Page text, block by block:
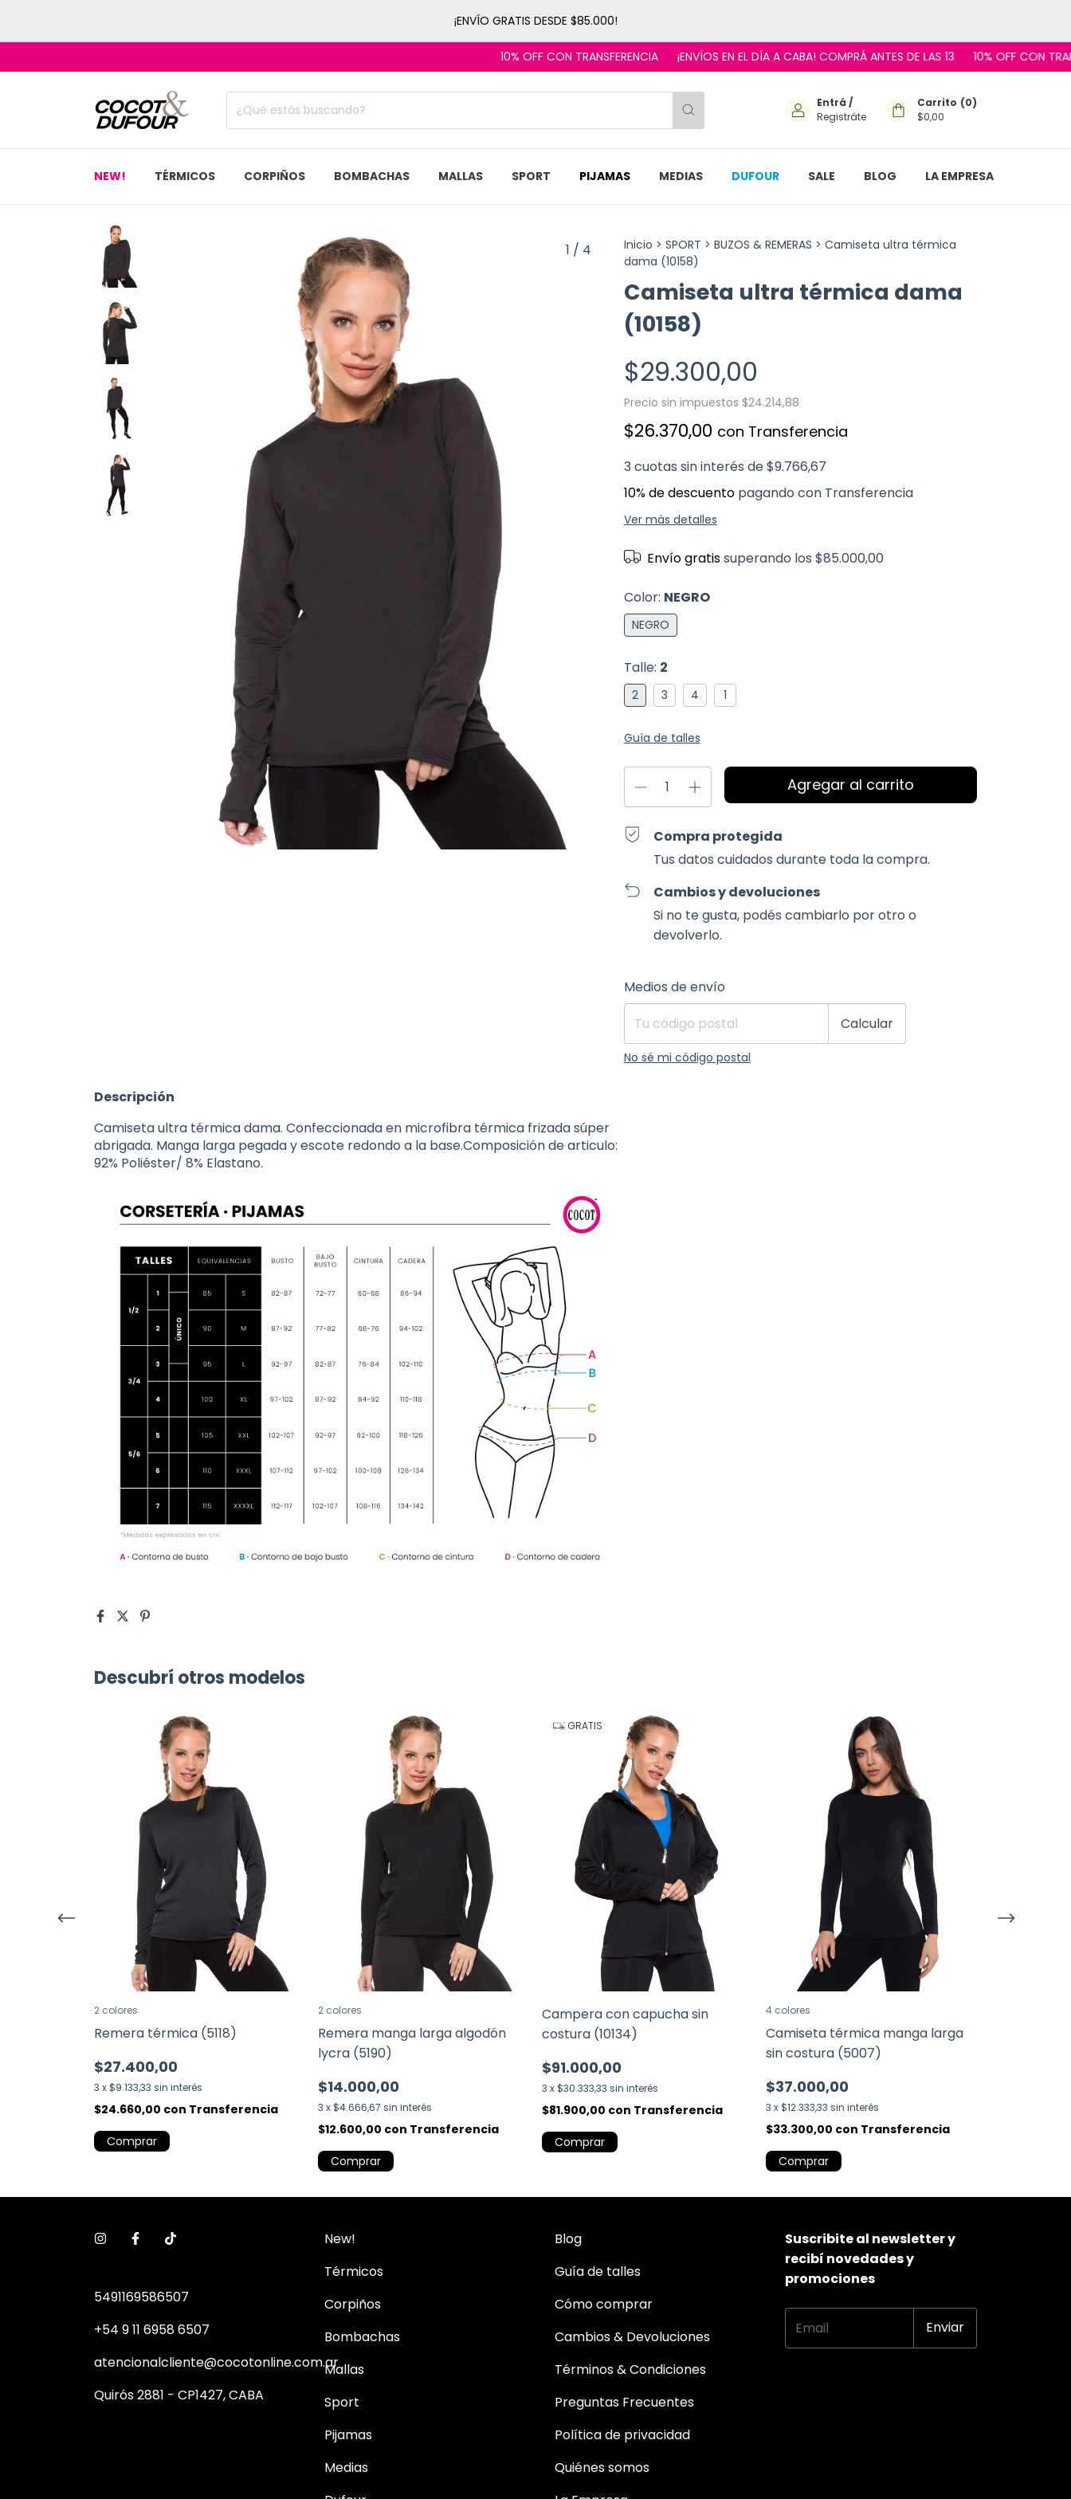
¡ENVÍO GRATIS DESDE $85.000!
10% OFF CON TRANSFERENCIA ¡ENVÍOS EN EL DÍA A CABA! COMPRÁ ANTES DE LAS 13 10% OFF CON
Entrá /
Registráte
Carrito (0)
$0,00
NEW! TÉRMICOS CORPIÑOS BOMBACHAS MALLAS SPORT PIJAMAS MEDIAS DUFOUR SALE BLOG LA EMPRESA
1 / 4 Inicio > SPORT > BUZOS & REMERAS > Camiseta ultra térmica
dama (10158)
Camiseta ultra térmica dama
(10158)
$29.300,00
Precio sin impuestos $24.214,88
$26.370,00 con Transferencia
3 cuotas sin interés de$9.766,67
10% de descuentopagando con Transferencia
Ver más detalles
Envío gratissuperando los$85.000,00
Color: NEGRO
NEGRO
Talle: 2
2 3 4 1
Guía de talles
Compra protegida
Tus datos cuidados durante toda la compra.
Cambios y devoluciones
Si no te gusta, podés cambiarlo por otro o
devolverlo.
Entregas para el CP:
Medios de envío
Calcular
No sé mi código postal
Descripción
Camiseta ultra térmica dama. Confeccionada en microfibra térmica frizada súper
abrigada. Manga larga pegada y escote redondo a la base.Composición de articulo:
92% Poliéster/ 8% Elastano.
Descubrí otros modelos
Remera térmica (5118)
$27.400,00
3 x $9.133,33 sin interés
$24.660,00 con Transferencia
2 colores
Comprar
Remera manga larga algodón
lycra (5190)
$14.000,00
3 x $4.666,67 sin interés
$12.600,00 con Transferencia
2 colores
Comprar
GRATIS
Campera con capucha sin
costura (10134)
$91.000,00
3 x $30.333,33 sin interés
$81.900,00 con Transferencia
Comprar
Camiseta térmica manga larga
sin costura (5007)
$37.000,00
3 x $12.333,33 sin interés
$33.300,00 con Transferencia
4 colores
Comprar
5491169586507
+54 9 11 6958 6507
atencionalcliente@cocotonline.com.ar
Quirós 2881 - CP1427, CABA
New!
Térmicos
Corpiños
Bombachas
Mallas
Sport
Pijamas
Medias
Blog
Guía de talles
Cómo comprar
Cambios & Devoluciones
Términos & Condiciones
Preguntas Frecuentes
Política de privacidad
Quiénes somos
Suscribite al newsletter y
recibí novedades y
promociones